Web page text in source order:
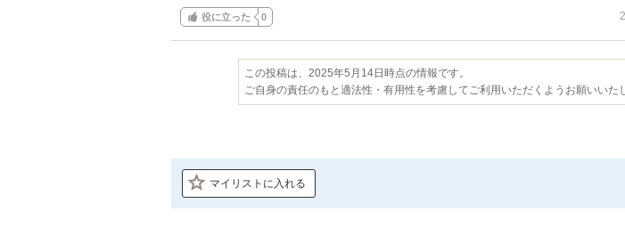
役に立った 0
この投稿は、2025年5月14日時点の情報です。
ご自身の責任のもと適法性・有用性を考慮してご利用いただくようお願いいた
マイリストに入れる